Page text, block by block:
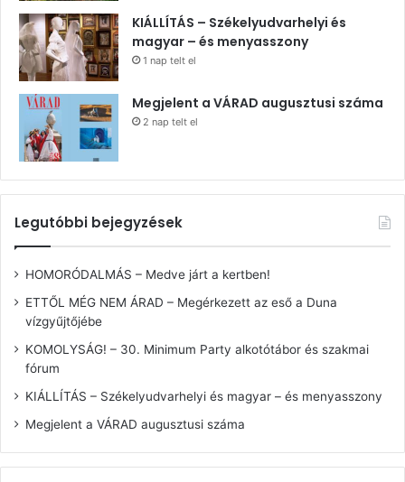
KIÁLLÍTÁS – Székelyudvarhelyi és
magyar – és menyasszony
1 nap telt el
Megjelent a VÁRAD augusztusi száma
2 nap telt el
Legutóbbi bejegyzések
HOMORÓDALMÁS – Medve járt a kertben!
ETTŐL MÉG NEM ÁRAD – Megérkezett az eső a Duna
vízgyűjtőjébe
KOMOLYSÁG! – 30. Minimum Party alkotótábor és szakmai
fórum
KIÁLLÍTÁS – Székelyudvarhelyi és magyar – és menyasszony
Megjelent a VÁRAD augusztusi száma